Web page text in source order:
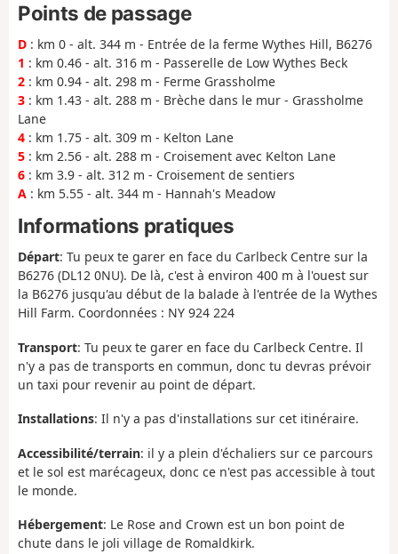
Points de passage
D : km 0 - alt. 344 m - Entrée de la ferme Wythes Hill, B6276
1 : km 0.46 - alt. 316 m - Passerelle de Low Wythes Beck
2 : km 0.94 - alt. 298 m - Ferme Grassholme
3 : km 1.43 - alt. 288 m - Brèche dans le mur - Grassholme
Lane
4 : km 1.75 - alt. 309 m - Kelton Lane
5 : km 2.56 - alt. 288 m - Croisement avec Kelton Lane
6 : km 3.9 - alt. 312 m - Croisement de sentiers
A : km 5.55 - alt. 344 m - Hannah's Meadow
Informations pratiques
Départ: Tu peux te garer en face du Carlbeck Centre sur la
B6276 (DL12 0NU). De là, c'est à environ 400 m à l'ouest sur
la B6276 jusqu'au début de la balade à l'entrée de la Wythes
Hill Farm. Coordonnées : NY 924 224
Transport: Tu peux te garer en face du Carlbeck Centre. Il
n'y a pas de transports en commun, donc tu devras prévoir
un taxi pour revenir au point de départ.
Installations: Il n'y a pas d'installations sur cet itinéraire.
Accessibilité/terrain: il y a plein d'échaliers sur ce parcours
et le sol est marécageux, donc ce n'est pas accessible à tout
le monde.
Hébergement: Le Rose and Crown est un bon point de
chute dans le joli village de Romaldkirk.